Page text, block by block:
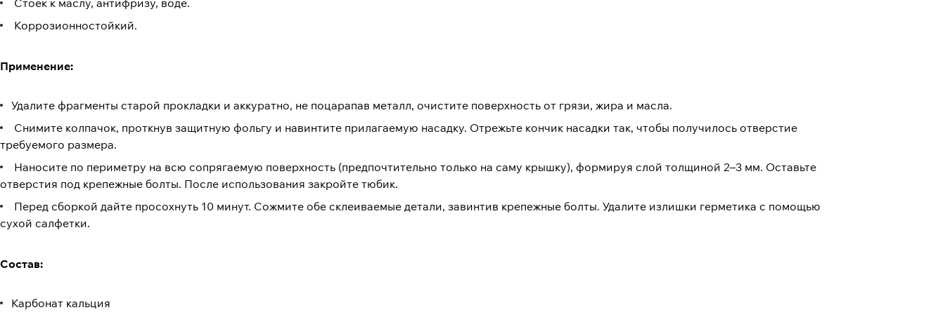
Стоек к маслу, антифризу, воде.
Коррозионностойкий.
Применение:
Удалите фрагменты старой прокладки и аккуратно, не поцарапав металл, очистите поверхность от грязи, жира и масла.
Снимите колпачок, проткнув защитную фольгу и навинтите прилагаемую насадку. Отрежьте кончик насадки так, чтобы получилось отверстие
требуемого размера.
Наносите по периметру на всю сопрягаемую поверхность (предпочтительно только на саму крышку), формируя слой толщиной 2–3 мм. Оставьте
отверстия под крепежные болты. После использования закройте тюбик.
Перед сборкой дайте просохнуть 10 минут. Сожмите обе склеиваемые детали, завинтив крепежные болты. Удалите излишки герметика с помощью
сухой салфетки.
Состав:
Карбонат кальция